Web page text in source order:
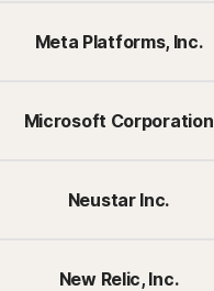
Meta Platforms, Inc.
Microsoft Corporation
Neustar Inc.
New Relic, Inc.